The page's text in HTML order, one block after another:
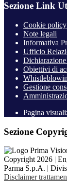
Sezione Link
Cookie policy
Note legali
Informativa
Ufficio
Obiettivi di
Gestione
Pagina
Sezione
Copyright 2026 |
Parma S.p.A. |
Disclaimer